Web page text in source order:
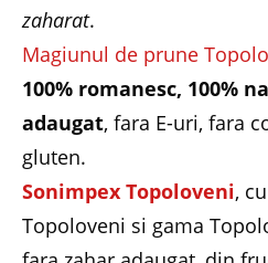
zaharat.
Magiunul de prune
100% romanesc, 100%
adaugat, fara E-uri, fara
gluten.
Sonimpex Topoloveni,
Topoloveni si gama